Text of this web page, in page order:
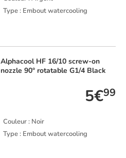
Type : Embout watercooling
Alphacool HF 16/10 screw-on
nozzle 90° rotatable G1/4 Black
5€99
Couleur : Noir
Type : Embout watercooling